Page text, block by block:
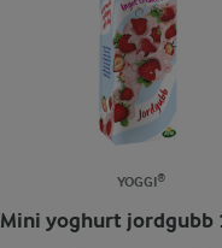
YOGGI®
Mini yoghurt jordgubb